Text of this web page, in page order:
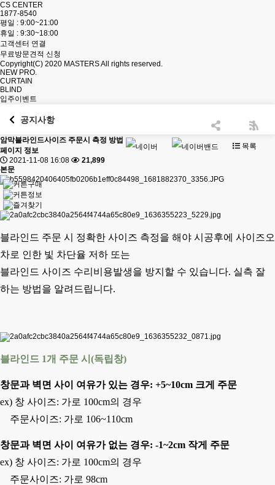
CS CENTER
1877-8540
평일 : 9:00~21:00
휴일 : 9:30~18:00
고객센터 연결
무료방문견적 신청
Copyright(C) 2020 MASTERSAll rights reserved.
NEW PRO.
CURTAIN
BLIND
입주이벤트
공지사항
목록
암막블라인드사이즈 주문시 측정 방법
페이지 정보
2021-11-08 16:08
21,899
본문
블라인드 주문 시 정확한 사이즈 측정을 해야 시공후에 사이즈오
차로 인한 빛 차단율 저하 또는
블라인드 사이즈 수리비용발생을 방지할 수 있습니다. 실측 잘
하는 방법을 알려드립니다.
블라인드 1개 주문 시(독립창)
창문과 벽면 사이 여유가 있는 경우: +5~10cm 크게 주문
ex) 창 사이즈: 가로 100cm의 경우
주문사이즈: 가로 106~110cm
창문과 벽면 사이 여유가 없는 경우: -1~2cm 작게 주문
ex) 창 사이즈: 가로 100cm의 경우
주문사이즈: 가로 98cm